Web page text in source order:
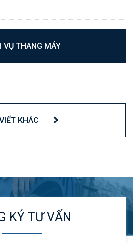
VỤ THANG MÁY
KHÁC
KÝ TƯ VẤN